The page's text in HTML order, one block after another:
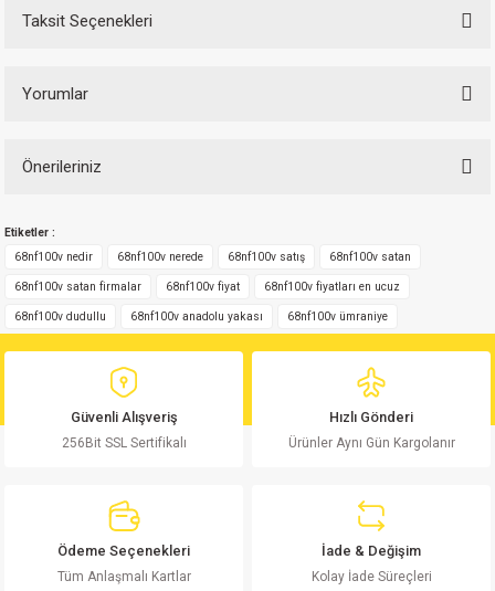
Taksit Seçenekleri
Yorumlar
Önerileriniz
yetersiz gördüğünüz noktaları öneri formunu kullanarak tarafımıza
iletebilirsiniz.
Görüş ve önerileriniz için teşekkür ederiz.
Ürün resmi kalitesiz, bozuk veya görüntülenemiyor.
Ürün açıklamasında eksik bilgiler bulunuyor.
Ürün bilgilerinde hatalar bulunuyor.
Ürün fiyatı diğer sitelerden daha pahalı.
Etiketler :
68nf100v nedir
68nf100v nerede 68nf100v satış 68nf100v satan
68nf100v satan firmalar 68nf100v fiyat 68nf100v fiyatları en ucuz
68nf100v dudullu 68nf100v anadolu yakası 68nf100v ümraniye
Güvenli Alışveriş
256Bit SSL Sertifikalı
Hızlı Gönderi
Ürünler Aynı Gün Kargolanır
Ödeme Seçenekleri
Tüm Anlaşmalı Kartlar
İade & Değişim
Kolay İade Süreçleri